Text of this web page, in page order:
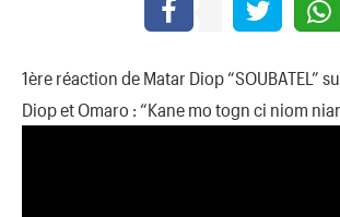
1ère réaction de Matar Diop “SOUBATEL”
Diop et Omaro : “Kane mo togn ci niom